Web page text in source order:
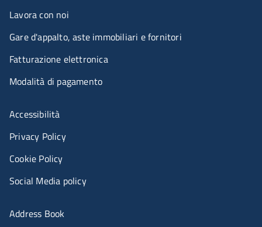
Lavora con noi
Gare d'appalto, aste immobiliari e fornitori
Fatturazione elettronica
Modalità di pagamento
Menù riferimenti
Accessibilità
Privacy Policy
Cookie Policy
Social Media policy
Menu portale
Address Book